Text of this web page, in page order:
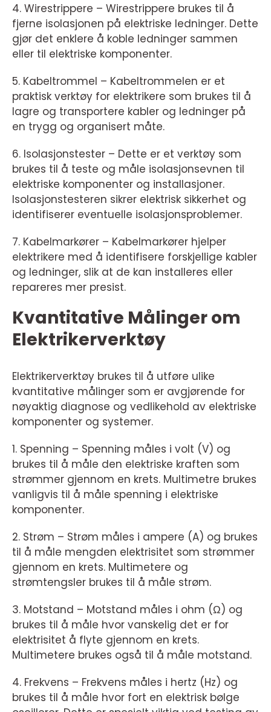
4. Wirestrippere – Wirestrippere brukes til å
fjerne isolasjonen på elektriske ledninger. Dette
gjør det enklere å koble ledninger sammen
eller til elektriske komponenter.
5. Kabeltrommel – Kabeltrommelen er et
praktisk verktøy for elektrikere som brukes til å
lagre og transportere kabler og ledninger på
en trygg og organisert måte.
6. Isolasjonstester – Dette er et verktøy som
brukes til å teste og måle isolasjonsevnen til
elektriske komponenter og installasjoner.
Isolasjonstesteren sikrer elektrisk sikkerhet og
identifiserer eventuelle isolasjonsproblemer.
7. Kabelmarkører – Kabelmarkører hjelper
elektrikere med å identifisere forskjellige kabler
og ledninger, slik at de kan installeres eller
repareres mer presist.
Kvantitative Målinger om
Elektrikerverktøy
Elektrikerverktøy brukes til å utføre ulike
kvantitative målinger som er avgjørende for
nøyaktig diagnose og vedlikehold av elektriske
komponenter og systemer.
1. Spenning – Spenning måles i volt (V) og
brukes til å måle den elektriske kraften som
strømmer gjennom en krets. Multimetre brukes
vanligvis til å måle spenning i elektriske
komponenter.
2. Strøm – Strøm måles i ampere (A) og brukes
til å måle mengden elektrisitet som strømmer
gjennom en krets. Multimetere og
strømtengsler brukes til å måle strøm.
3. Motstand – Motstand måles i ohm (Ω) og
brukes til å måle hvor vanskelig det er for
elektrisitet å flyte gjennom en krets.
Multimetere brukes også til å måle motstand.
4. Frekvens – Frekvens måles i hertz (Hz) og
brukes til å måle hvor fort en elektrisk bølge